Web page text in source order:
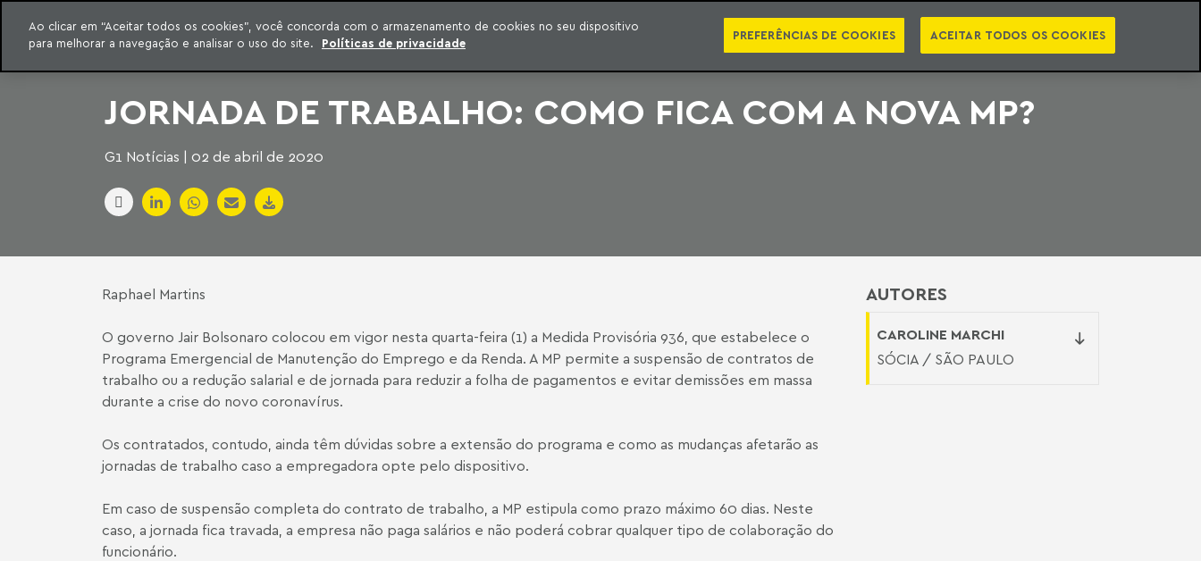
para o conteúdo
Machado Meyer
INTELIGÊNCIA JURÍDICA
CONTEÚDO EXCLUSIVO MACHADO MEYER ADVOGADOS
SÉRIES PUBLICAÇÕES EBOOKS PODCASTS NEWSLETTER VIDEOCASTS PT EN CATEGORIAS
JORNADA DE TRABALHO: COMO FICA COM A NOVA MP?
G1 Notícias | 02 de abril de 2020
AUTORES
CAROLINE MARCHI
SÓCIA / SÃO PAULO
Raphael Martins
O governo Jair Bolsonaro colocou em vigor nesta quarta-feira (1) a Medida Provisória 936, que estabelece o
Programa Emergencial de Manutenção do Emprego e da Renda. A MP permite a suspensão de contratos de
trabalho ou a redução salarial e de jornada para reduzir a folha de pagamentos e evitar demissões em massa
durante a crise do novo coronavírus.
Os contratados, contudo, ainda têm dúvidas sobre a extensão do programa e como as mudanças afetarão as
jornadas de trabalho caso a empregadora opte pelo dispositivo.
Em caso de suspensão completa do contrato de trabalho, a MP estipula como prazo máximo 60 dias. Neste
caso, a jornada fica travada, a empresa não paga salários e não poderá cobrar qualquer tipo de colaboração do
funcionário.
Ao clicar em “Aceitar todos os cookies”, você concorda com o armazenamento de cookies no seu dispositivo
para melhorar a navegação e analisar o uso do site.
Políticas de privacidade
PREFERÊNCIAS DE COOKIES ACEITAR TODOS OS COOKIES